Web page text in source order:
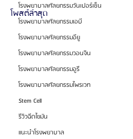
โรงพยาบาลศัลยกรรมวันเปอร์เซ็น
โรงพยาบาลศัลยกรรมเอบี
โรงพยาบาลศัลยกรรมอียู
โรงพยาบาลศัลยกรรมวอนจิน
โรงพยาบาลศัลยกรรมอูรี
โรงพยาบาลศัลยกรรมไพรเวท
Stem Cell
รีวิวฉีดไขมัน
แนะนำโรงพยาบาล
โพสต์ล่าสุด